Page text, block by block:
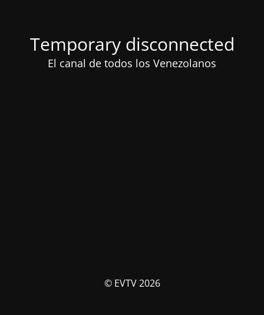
Temporary disconnected
El canal de todos los Venezolanos
© EVTV 2026